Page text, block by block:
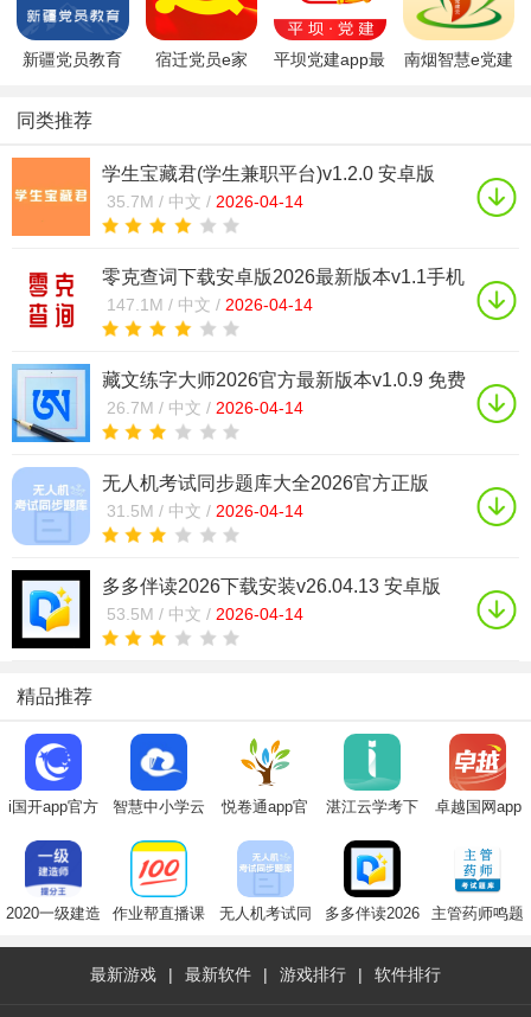
新疆党员教育
最新官方版
v3.1.1629最新
版
宿迁党员e家
平坝党建app最
南烟智慧e党建
同类推荐
学生宝藏君(学生兼职平台)v1.2.0 安卓版
35.7M / 中文 / 2026-04-14
零克查词下载安卓版2026最新版本v1.1手机
版
147.1M / 中文 / 2026-04-14
藏文练字大师2026官方最新版本v1.0.9 免费
版
26.7M / 中文 / 2026-04-14
无人机考试同步题库大全2026官方正版
v1.0.1 免费版
31.5M / 中文 / 2026-04-14
多多伴读2026下载安装v26.04.13 安卓版
53.5M / 中文 / 2026-04-14
精品推荐
i国开app官方
2024最新版
智慧中小学云
下载2024最新
版
悦卷通app官
新版
湛江云学考下
卓越国网app
2020一级建造
作业帮直播课
无人机考试同
多多伴读2026
主管药师鸣题
最新游戏 | 最新软件 | 游戏排行 | 软件排行